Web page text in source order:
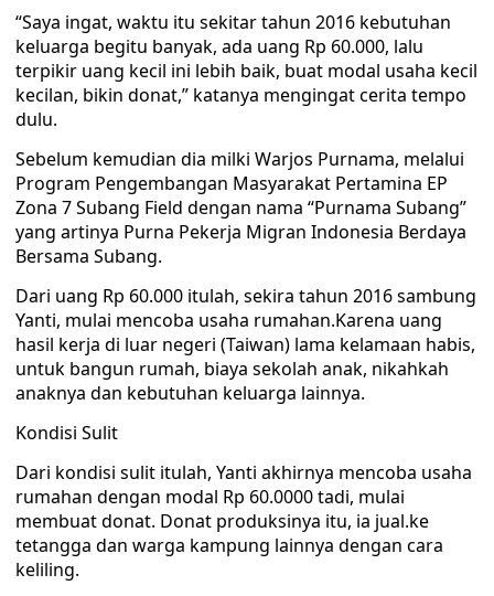
“Saya ingat, waktu itu sekitar tahun 2016 kebutuhan
keluarga begitu banyak, ada uang Rp 60.000, lalu
terpikir uang kecil ini lebih baik, buat modal usaha kecil
kecilan, bikin donat,” katanya mengingat cerita tempo
dulu.
Sebelum kemudian dia milki Warjos Purnama, melalui
Program Pengembangan Masyarakat Pertamina EP
Zona 7 Subang Field dengan nama “Purnama Subang”
yang artinya Purna Pekerja Migran Indonesia Berdaya
Bersama Subang.
Dari uang Rp 60.000 itulah, sekira tahun 2016 sambung
Yanti, mulai mencoba usaha rumahan.Karena uang
hasil kerja di luar negeri (Taiwan) lama kelamaan habis,
untuk bangun rumah, biaya sekolah anak, nikahkah
anaknya dan kebutuhan keluarga lainnya.
Kondisi Sulit
Dari kondisi sulit itulah, Yanti akhirnya mencoba usaha
rumahan dengan modal Rp 60.0000 tadi, mulai
membuat donat. Donat produksinya itu, ia jual.ke
tetangga dan warga kampung lainnya dengan cara
keliling.